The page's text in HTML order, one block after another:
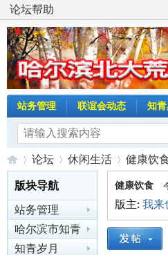
论坛帮助
站务管理 联谊会动态 知青
哈»
论坛
›
休闲生活
›
健康饮
版块导航
站务管理
哈尔滨市知青
联谊会动态
知青岁月
健康饮食
版主: 我来